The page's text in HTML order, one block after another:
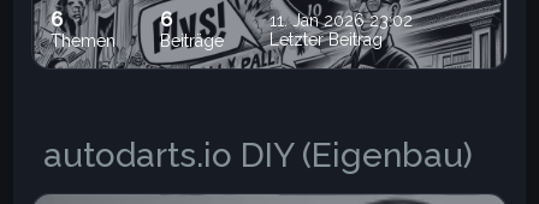
6
Themen
6
Beiträge
11. Jan 2026 23:02
Letzter Beitrag
autodarts.io DIY (Eigenbau)